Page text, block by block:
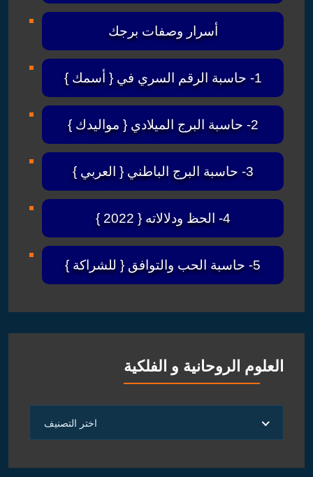
أسرار وصفات برجك
1- حاسبة الرقم السري في { أسمك }
2- حاسبة البرج الميلادي { مواليدك }
3- حاسبة البرج الباطني { العربي }
4- الحظ ودلالاته { 2022 }
5- حاسبة الحب والتوافق { للشراكة }
العلوم الروحانية و الفلكية
الروحانية
الفلكية
اختر التصنيف